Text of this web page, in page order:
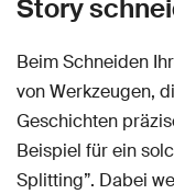
Story
Beim Schneiden
von Werkzeugen,
Geschichten
Beispiel für ein
Splitting”. Dabei